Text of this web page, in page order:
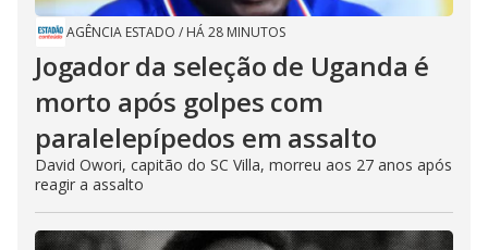
AGÊNCIA ESTADO / HÁ 28 MINUTOS
Jogador da seleção de Uganda é
morto após golpes com
paralelepípedos em assalto
David Owori, capitão do SC Villa, morreu aos 27 anos após
reagir a assalto